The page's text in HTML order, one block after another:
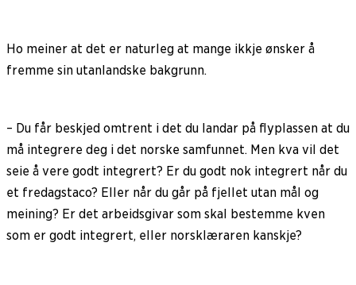
Ho meiner at det er naturleg at mange ikkje ønsker å
fremme sin utanlandske bakgrunn.
– Du får beskjed omtrent i det du landar på flyplassen at du
må integrere deg i det norske samfunnet. Men kva vil det
seie å vere godt integrert? Er du godt nok integrert når du
et fredagstaco? Eller når du går på fjellet utan mål og
meining? Er det arbeidsgivar som skal bestemme kven
som er godt integrert, eller norsklæraren kanskje?